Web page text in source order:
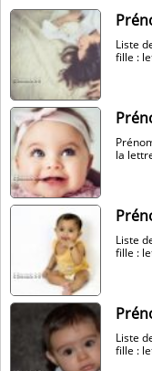
Liste
fille :
la
Liste
fille :
Liste
fille :